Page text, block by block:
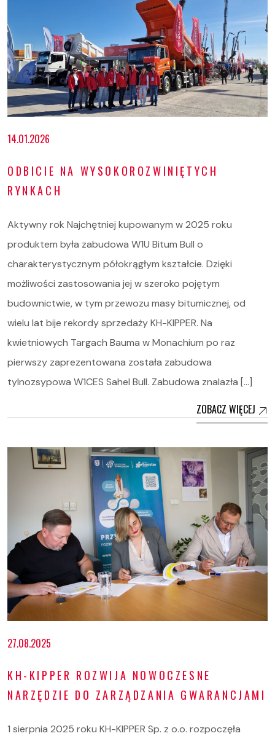
14.01.2026
ODBICIE NA WYSOKOROZWINIĘTYCH
RYNKACH
Aktywny rok Najchętniej kupowanym w 2025 roku
produktem była zabudowa W1U Bitum Bull o
charakterystycznym półokrągłym kształcie. Dzięki
możliwości zastosowania jej w szeroko pojętym
budownictwie, w tym przewozu masy bitumicznej, od
wielu lat bije rekordy sprzedaży KH-KIPPER. Na
kwietniowych Targach Bauma w Monachium po raz
pierwszy zaprezentowana została zabudowa
tylnozsypowa W1CES Sahel Bull. Zabudowa znalazła […]
ZOBACZ WIĘCEJ
27.08.2025
KH-KIPPER ROZWIJA NOWOCZESNE
NARZĘDZIE DO ZARZĄDZANIA GWARANCJAMI
1 sierpnia 2025 roku KH-KIPPER Sp. z o.o. rozpoczęła